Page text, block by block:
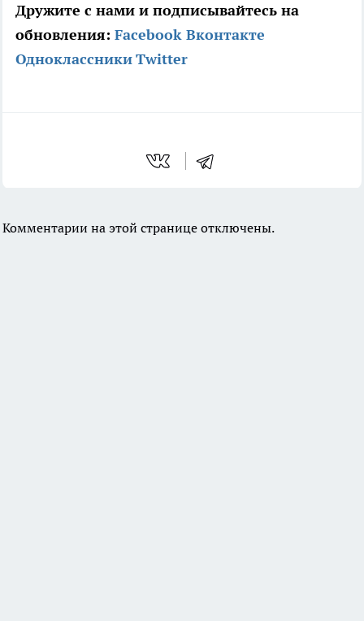
Дружите с нами и подписывайтесь на
обновления: Facebook Вконтакте
ОдноклассникиTwitter
Комментарии на этой странице отключены.